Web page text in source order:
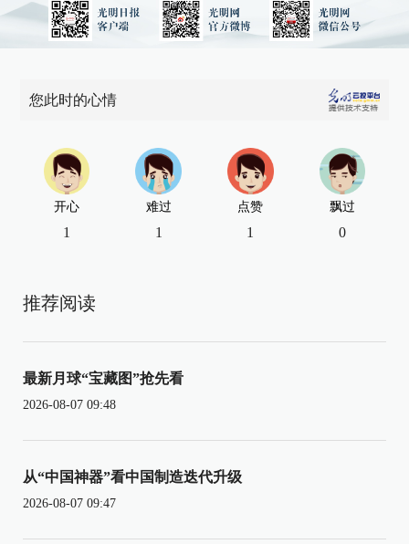
您此时的心情
开心
1
难过
1
点赞
1
飘过
0
推荐阅读
最新月球“宝藏图”抢先看
2026-08-07 09:48
从“中国神器”看中国制造迭代升级
2026-08-07 09:47